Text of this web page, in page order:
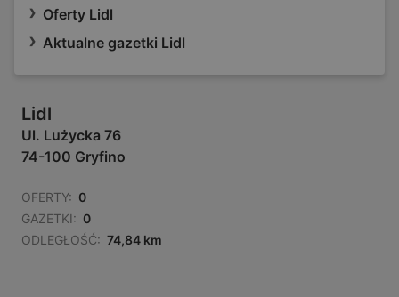
Oferty Lidl
Aktualne gazetki Lidl
Lidl
Ul. Lużycka 76
74-100 Gryfino
OFERTY: 0
GAZETKI: 0
ODLEGŁOŚĆ: 74,84 km